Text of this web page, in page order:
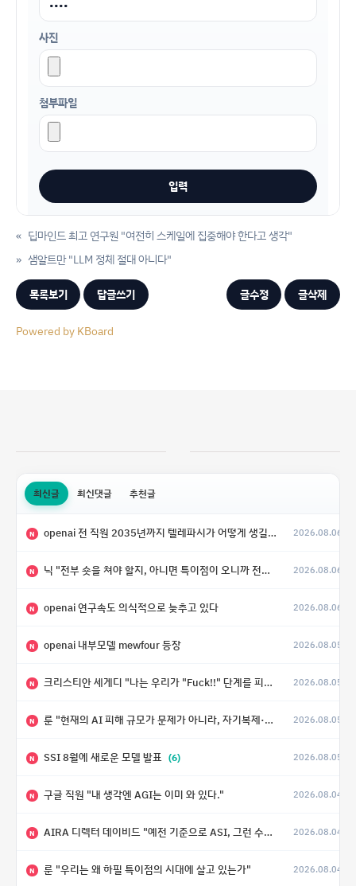
사진
첨부파일
« 딥마인드 최고 연구원 "여전히 스케일에 집중해야 한다고 생각"
샘알트만 "LLM 정체 절대 아니다"
»
목록보기 답글쓰기 글수정 글삭제
Powered by KBoard
최신글 최신댓글 추천글
N openai 전 직원 2035년까지 텔레파시가 어떻게 생길 수 있는지 2026.08.06
N 닉 "전부 숏을 쳐야 할지, 아니면 특이점이 오니까 전부 롱을 쳐야 할지 모르겠다.” 2026.08.06
N openai 연구속도 의식적으로 늦추고 있다 2026.08.06
N openai 내부모델 mewfour 등장 2026.08.05
N 크리스티안 세게디 "나는 우리가 "Fuck!!" 단계를 피할 수 있기를 바랄 뿐" 2026.08.05
N 룬 "현재의 AI 피해 규모가 문제가 아니라, 자기복제·탈출·확산이 가능한 지능형 시스템의 피해에는 이론적으로 상한이 없다는 것이 문제" 2026.08.05
N SSI 8월에 새로운 모델 발표 (6) 2026.08.05
N 구글 직원 "내 생각엔 AGI는 이미 와 있다." 2026.08.04
N AIRA 디렉터 데이비드 "예전 기준으로 ASI, 그런 수준은 바로 다음 분기에 온다" 2026.08.04
N 룬 "우리는 왜 하필 특이점의 시대에 살고 있는가" 2026.08.04